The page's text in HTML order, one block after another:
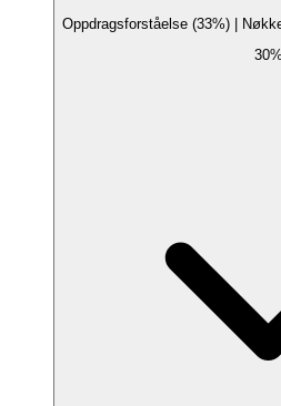
Oppdragsforståelse (33%) |
30%